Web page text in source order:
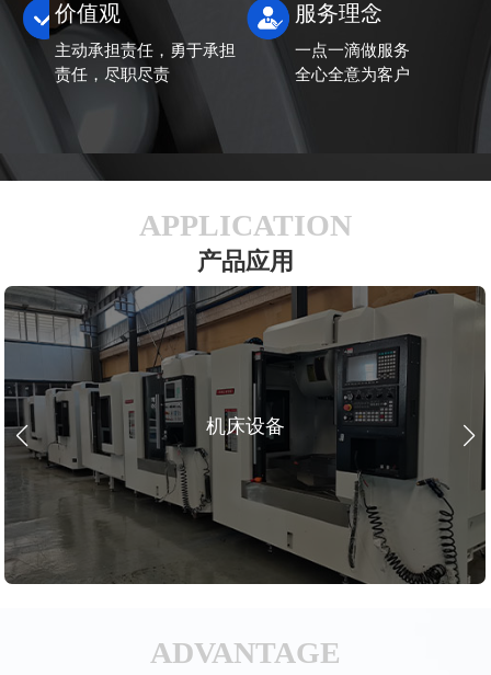
价值观
主动承担责任，勇于承担
责任，尽职尽责
服务理念
一点一滴做服务
全心全意为客户
APPLICATION
产品应用
机床设备
ADVANTAGE